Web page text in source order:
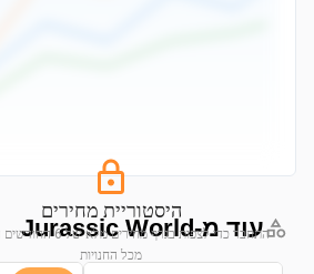
היסטוריית מחירים
התחבר כדי לצפות בגרף
מכל החנויות
עוד מ-Jurassic World